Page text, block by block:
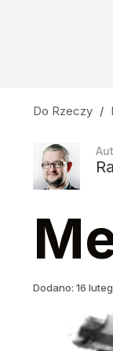
Do Rzeczy /
Dodano: 16